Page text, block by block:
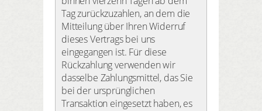
Tag zurückzuzahlen, an dem die
Mitteilung über Ihren Widerruf
dieses Vertrags bei uns
eingegangen ist. Für diese
Rückzahlung verwenden wir
dasselbe Zahlungsmittel, das Sie
bei der ursprünglichen
Transaktion eingesetzt haben, es